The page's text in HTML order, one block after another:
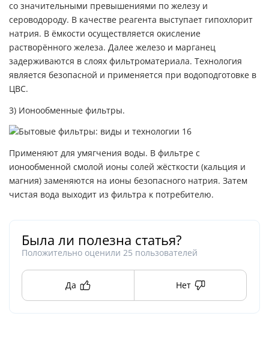
со значительными превышениями по железу и
сероводороду. В качестве реагента выступает гипохлорит
натрия. В ёмкости осуществляется окисление
растворённого железа. Далее железо и марганец
задерживаются в слоях фильтроматериала. Технология
является безопасной и применяется при водоподготовке в
ЦВС.
3) Ионообменные фильтры.
Применяют для умягчения воды. В фильтре с
ионообменной смолой ионы солей жёсткости (кальция и
магния) заменяются на ионы безопасного натрия. Затем
чистая вода выходит из фильтра к потребителю.
Была ли полезна статья?
Положительно оценили 25 пользователей
Да Нет